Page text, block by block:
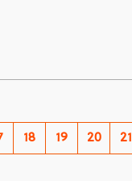
18 19 20 21